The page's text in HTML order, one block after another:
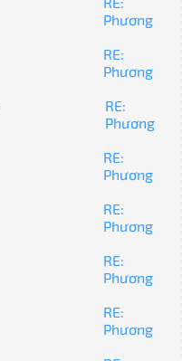
Phương
RE:
Phương
RE:
Phương
RE:
Phương
RE:
Phương
RE:
Phương
RE:
Phương